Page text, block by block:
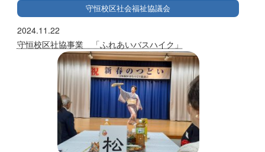
守恒校区社会福祉協議会
2024.11.22
守恒校区社協事業 「ふれあいバスハイク」